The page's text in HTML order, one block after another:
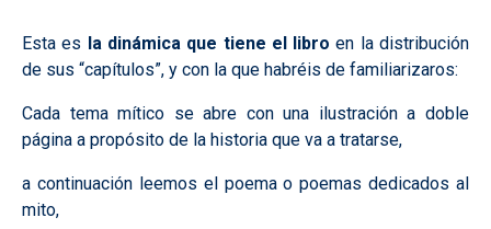
Esta es la dinámica que tiene el libro en la distribución
de sus “capítulos”, y con la que habréis de familiarizaros:
Cada tema mítico se abre con una ilustración a doble
página a propósito de la historia que va a tratarse,
a continuación leemos el poema o poemas dedicados al
mito,